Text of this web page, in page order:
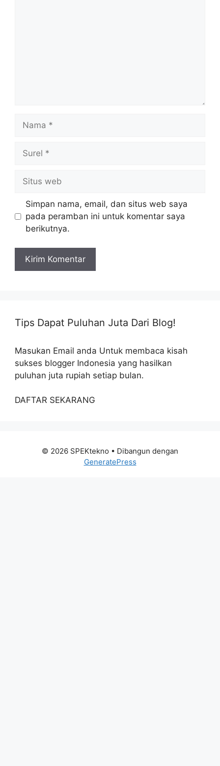
Nama
Surel
Situs
web
Simpan nama, email, dan situs web saya
pada peramban ini untuk komentar saya
berikutnya.
Tips Dapat Puluhan Juta Dari Blog!
Masukan Email anda Untuk membaca kisah
sukses blogger Indonesia yang hasilkan
puluhan juta rupiah setiap bulan.
DAFTAR SEKARANG
© 2026 SPEKtekno • Dibangun dengan
GeneratePress